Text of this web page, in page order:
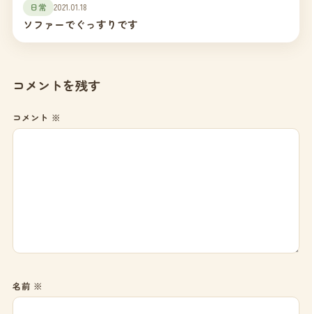
日常 2021.01.18
ソファーでぐっすりです
コメントを残す
コメント ※
名前 ※